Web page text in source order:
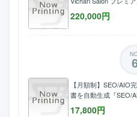
220,000円
【月額制】SEO/AIO
書を自動生成『SEO/
17,800円